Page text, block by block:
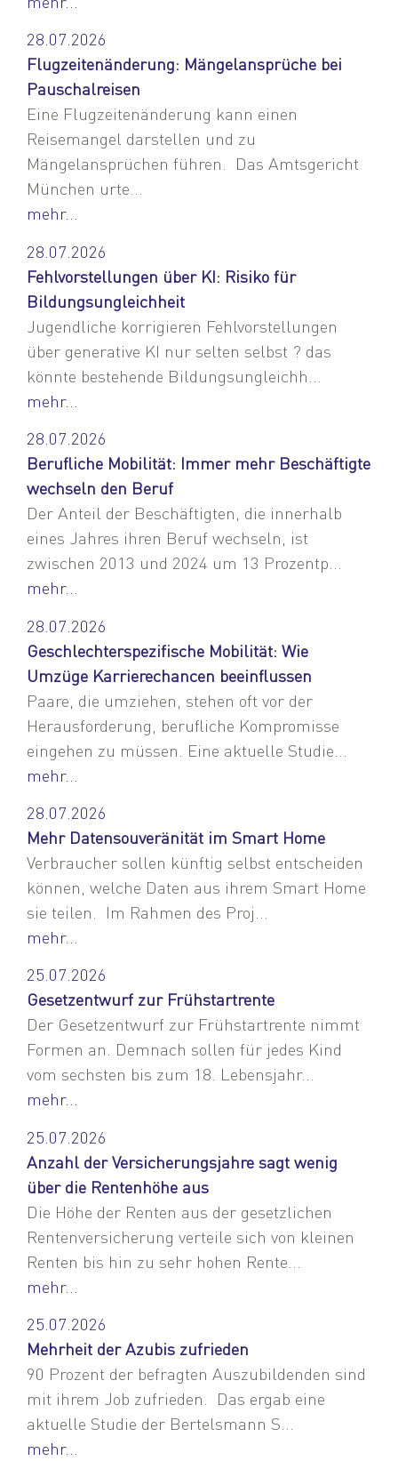
28.07.2026
Flugzeitenänderung: Mängelansprüche bei
Pauschalreisen
Eine Flugzeitenänderung kann einen
Reisemangel darstellen und zu
Mängelansprüchen führen. Das Amtsgericht
München urte...
mehr...
28.07.2026
Fehlvorstellungen über KI: Risiko für
Bildungsungleichheit
Jugendliche korrigieren Fehlvorstellungen
über generative KI nur selten selbst ? das
könnte bestehende Bildungsungleichh...
mehr...
28.07.2026
Berufliche Mobilität: Immer mehr Beschäftigte
wechseln den Beruf
Der Anteil der Beschäftigten, die innerhalb
eines Jahres ihren Beruf wechseln, ist
zwischen 2013 und 2024 um 13 Prozentp...
mehr...
28.07.2026
Geschlechterspezifische Mobilität: Wie
Umzüge Karrierechancen beeinflussen
Paare, die umziehen, stehen oft vor der
Herausforderung, berufliche Kompromisse
eingehen zu müssen. Eine aktuelle Studie...
mehr...
28.07.2026
Mehr Datensouveränität im Smart Home
Verbraucher sollen künftig selbst entscheiden
können, welche Daten aus ihrem Smart Home
sie teilen. Im Rahmen des Proj...
mehr...
25.07.2026
Gesetzentwurf zur Frühstartrente
Der Gesetzentwurf zur Frühstartrente nimmt
Formen an. Demnach sollen für jedes Kind
vom sechsten bis zum 18. Lebensjahr...
mehr...
25.07.2026
Anzahl der Versicherungsjahre sagt wenig
über die Rentenhöhe aus
Die Höhe der Renten aus der gesetzlichen
Rentenversicherung verteile sich von kleinen
Renten bis hin zu sehr hohen Rente...
mehr...
25.07.2026
Mehrheit der Azubis zufrieden
90 Prozent der befragten Auszubildenden sind
mit ihrem Job zufrieden. Das ergab eine
aktuelle Studie der Bertelsmann S...
mehr...